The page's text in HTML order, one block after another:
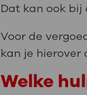
Dat kan ook bij
Voor de
kan je hierover
Welke